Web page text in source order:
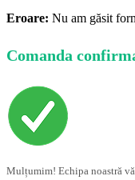
Eroare: Nu am găsit
Comanda
Mulțumim! Echipa noastră